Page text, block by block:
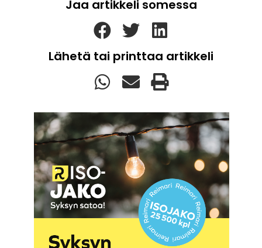
Jaa artikkeli somessa
Lähetä tai printtaa artikkeli